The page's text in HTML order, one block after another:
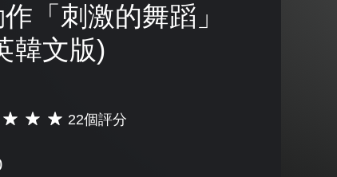
「刺激的舞蹈」
韓文版)
22個評分